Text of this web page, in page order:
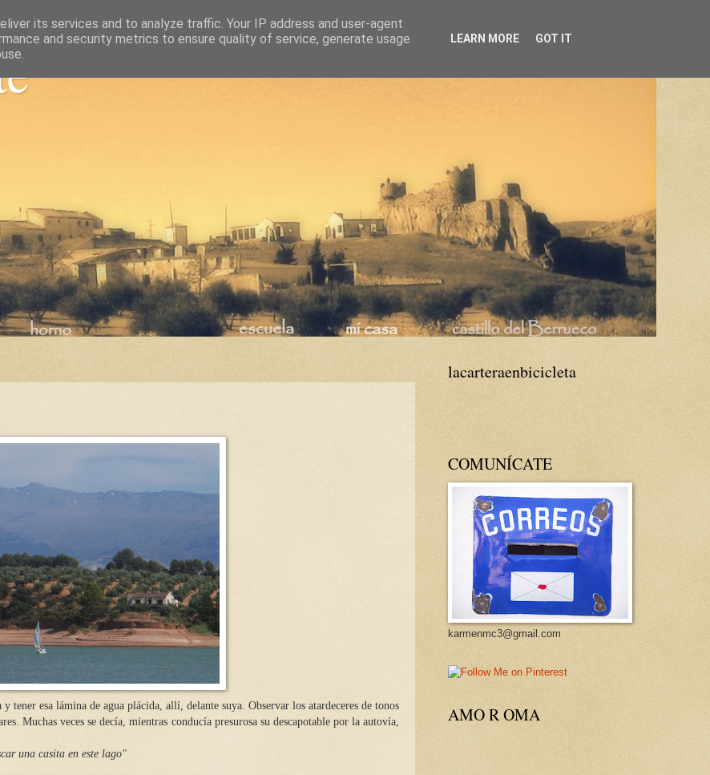
tener esa lámina de agua plácida, allí, delante suya. Observar los atardeceres de tonos
Muchas veces se decía, mientras conducía presurosa su descapotable por la autovía,
una casita en este lago"
lacarteraenbicicleta
COMUNÍCATE
karmenmc3@gmail.com
AMO R OMA
its services and to analyze traffic. Your IP address and user-agent
and security metrics to ensure quality of service, generate usage
LEARN MORE GOT IT